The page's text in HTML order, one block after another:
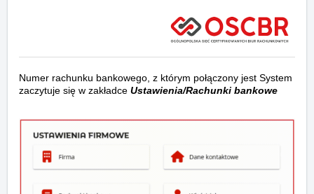
Numer rachunku bankowego, z którym połączony jest System
zaczytuje się w zakładce Ustawienia/Rachunki bankowe